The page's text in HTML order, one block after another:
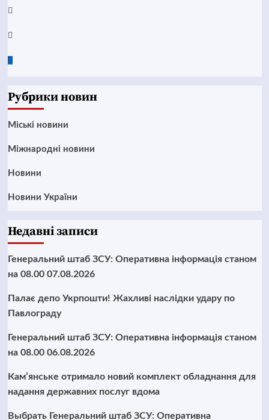
Instagram
Twitter
Google
Рубрики новин
Mіські новини
Міжнародні новини
Новини
Новини України
Недавні записи
Генеральний штаб ЗСУ: Оперативна інформація станом
на 08.00 07.08.2026
Палає депо Укрпошти! Жахливі наслідки удару по
Павлограду
Генеральний штаб ЗСУ: Оперативна інформація станом
на 08.00 06.08.2026
Кам’янське отримало новий комплект обладнання для
надання державних послуг вдома
Выбрать Генеральний штаб ЗСУ: Оперативна